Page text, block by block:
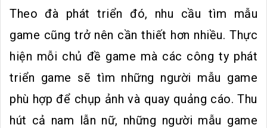
Theo đà phát triển đó, nhu cầu tìm mẫu
game cũng trở nên cần thiết hơn nhiều. Thực
hiện mỗi chủ đề game mà các công ty phát
triển game sẽ tìm những người mẫu game
phù hợp để chụp ảnh và quay quảng cáo. Thu
hút cả nam lẫn nữ, những người mẫu game